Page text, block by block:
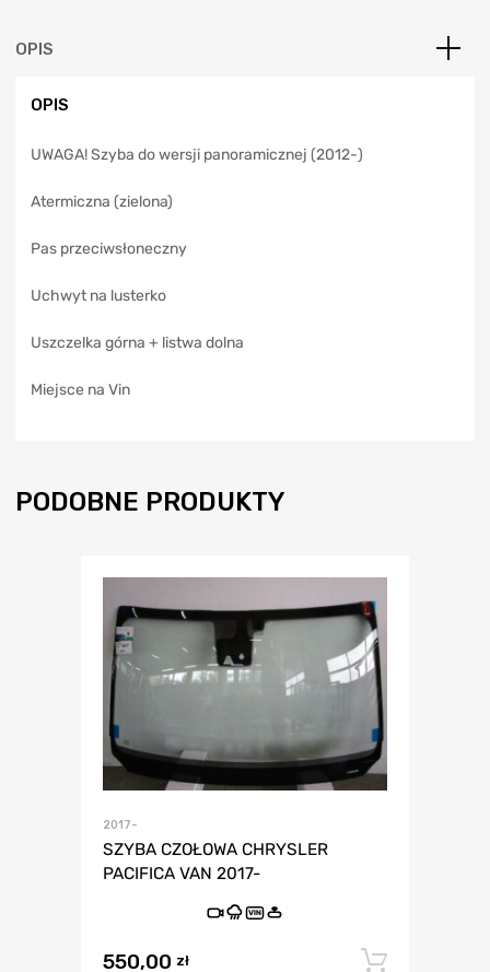
a
OPIS
OPIS
UWAGA! Szyba do wersji panoramicznej (2012-)
Atermiczna (zielona)
Pas przeciwsłoneczny
Uchwyt na lusterko
Uszczelka górna + listwa dolna
Miejsce na Vin
PODOBNE PRODUKTY
2017-
SZYBA CZOŁOWA CHRYSLER
PACIFICA VAN 2017-
VIN
550,00 zł